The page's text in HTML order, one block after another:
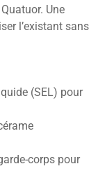
Une
l’existant sans
(SEL) pour
corps pour